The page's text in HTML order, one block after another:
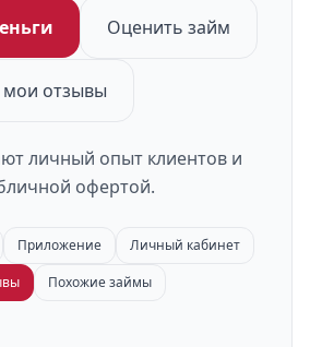
Оценить займ
отзывы
личный опыт клиентов и
офертой.
Приложение
Личный кабинет
Похожие займы